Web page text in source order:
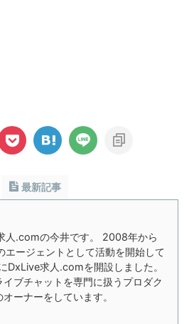
最新記事
人.comの今井です。 2008年から
エージェントとして活動を開始して
DxLive求人.comを開設しました。
イブチャットを専門に扱うプロダク
ーナーをしています。